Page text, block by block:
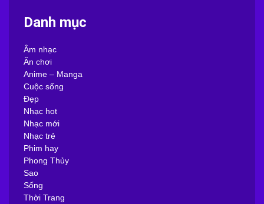
Danh mục
Âm nhạc
Ăn chơi
Anime – Manga
Cuộc sống
Đẹp
Nhạc hot
Nhạc mới
Nhạc trẻ
Phim hay
Phong Thủy
Sao
Sống
Thời Trang